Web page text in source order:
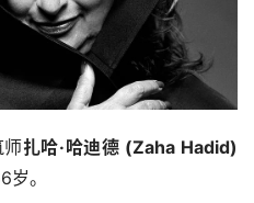
师扎哈·哈迪德 (Zaha Hadid)
。